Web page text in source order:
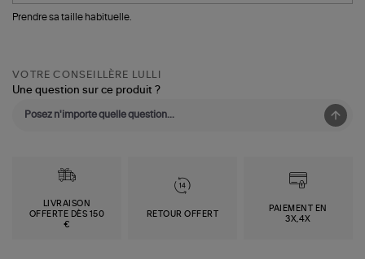
Prendre sa taille habituelle.
VOTRE CONSEILLÈRE LULLI
Une question sur ce produit ?
LIVRAISON
OFFERTE DÈS 150
€
RETOUR OFFERT
PAIEMENT EN
3X,4X